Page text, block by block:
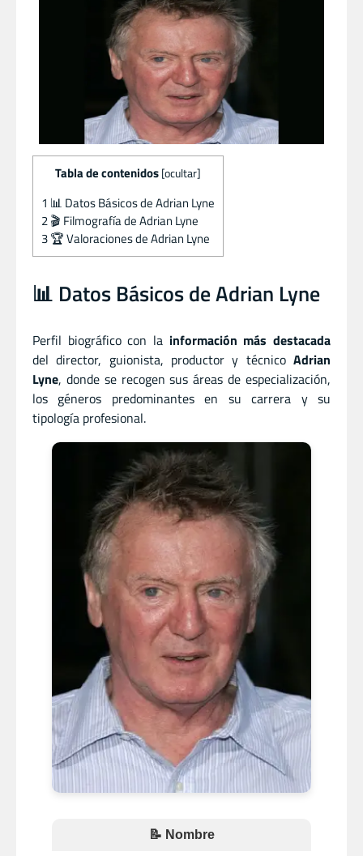
Tabla de contenidos [ocultar]
1 📊 Datos Básicos de Adrian Lyne
2🎬 Filmografía de Adrian Lyne
3🏆 Valoraciones de Adrian Lyne
📊 Datos Básicos de Adrian Lyne
Perfil biográfico con la información más destacada
del director, guionista, productor y técnicoAdrian
Lyne, donde se recogen sus áreas de especialización,
los géneros predominantes en su carrera y su
tipología profesional.
📝 Nombre